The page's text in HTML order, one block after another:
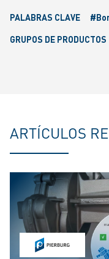
PALABRAS CLAVE
GRUPOS DE PRODUCTOS
ARTÍCULOS